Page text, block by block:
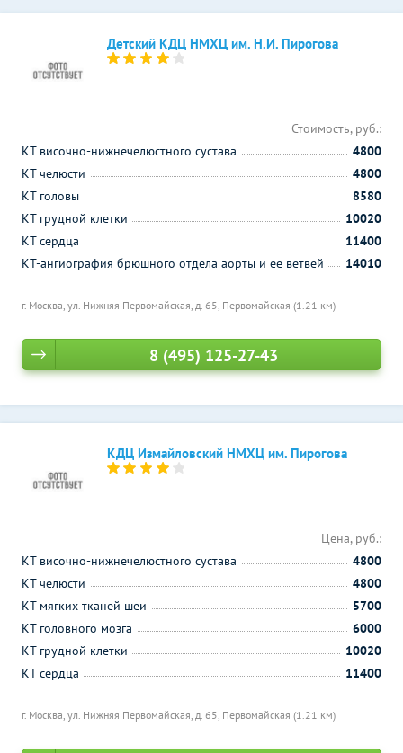
Детский КДЦ НМХЦ им. Н.И. Пирогова
г. Москва, ул. Нижняя Первомайская, д. 65, Первомайская (1.21 км)
Стоимость, руб.:
КТ височно-нижнечелюстного сустава
4800
КТ челюсти
4800
КТ головы
8580
КТ грудной клетки
10020
КТ сердца
11400
КТ-ангиография брюшного отдела аорты и ее ветвей
14010
8 (495) 125-27-43
КДЦ Измайловский НМХЦ им. Пирогова
г. Москва, ул. Нижняя Первомайская, д. 65, Первомайская (1.21 км)
Цена, руб.:
КТ височно-нижнечелюстного сустава
4800
КТ челюсти
4800
КТ мягких тканей шеи
5700
КТ головного мозга
6000
КТ грудной клетки
10020
КТ сердца
11400